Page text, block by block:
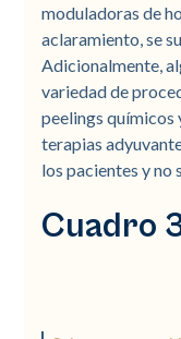
moduladoras de
aclaramiento, se
Adicionalmente,
variedad de
peelings químicos
terapias
los pacientes y no
Cuadro